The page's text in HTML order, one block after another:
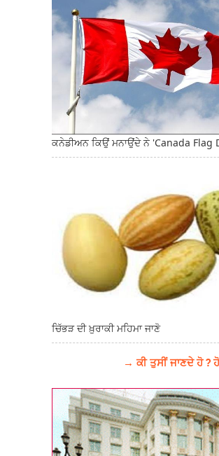
ਕਨੇਡੀਅਨ ਕਿਉਂ ਮਨਾਉਂਦੇ ਨੇ 'Canada Flag
ਚਿੱਭੜ ਦੀ ਖ਼ੁਰਾਕੀ ਮਹਿਮਾ ਜਾਣੋ
→ ਕੀ ਤੁਸੀਂ ਜਾਣਦੇ ਹੋ ?